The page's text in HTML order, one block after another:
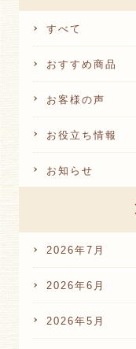
すべて
おすすめ商品
お客様の声
お役立ち情報
お知らせ
2026年7月
2026年6月
2026年5月